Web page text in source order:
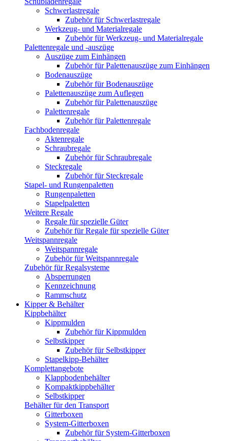
Schwerlastregale
Zubehör für Schwerlastregale
Werkzeug- und Materialregale
Zubehör für Werkzeug- und Materialregale
Palettenregale und -auszüge
Auszüge zum Einhängen
Zubehör für Palettenauszüge zum Einhängen
Bodenauszüge
Zubehör für Bodenauszüge
Palettenauszüge zum Auflegen
Zubehör für Palettenauszüge
Palettenregale
Zubehör für Palettenregale
Fachbodenregale
Aktenregale
Schraubregale
Zubehör für Schraubregale
Steckregale
Zubehör für Steckregale
Stapel- und Rungenpaletten
Rungenpaletten
Stapelpaletten
Weitere Regale
Regale für spezielle Güter
Zubehör für Regale für spezielle Güter
Weitspannregale
Weitspannregale
Zubehör für Weitspannregale
Zubehör für Regalsysteme
Absperrungen
Kennzeichnung
Rammschutz
Kipper & Behälter
Kippbehälter
Kippmulden
Zubehör für Kippmulden
Selbstkipper
Zubehör für Selbstkipper
Stapelkipp-Behälter
Komplettangebote
Klappbodenbehälter
Kompaktkippbehälter
Selbstkipper
Behälter für den Transport
Gitterboxen
System-Gitterboxen
Zubehör für System-Gitterboxen